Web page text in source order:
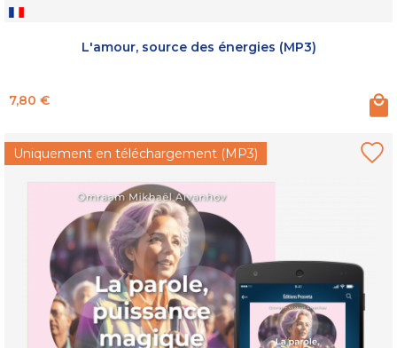
L'amour, source des énergies (MP3)
Prix
7,80 €
Uniquement en téléchargement (MP3)